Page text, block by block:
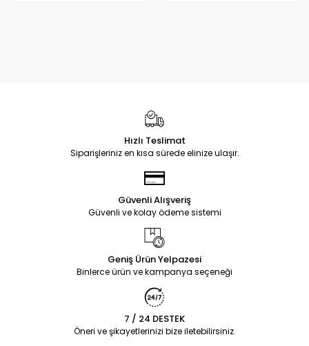
Hızlı Teslimat
Siparişleriniz en kısa sürede elinize ulaşır.
Güvenli Alışveriş
Güvenli ve kolay ödeme sistemi
Geniş Ürün Yelpazesi
Binlerce ürün ve kampanya seçeneği
7 / 24 DESTEK
Öneri ve şikayetlerinizi bize iletebilirsiniz.